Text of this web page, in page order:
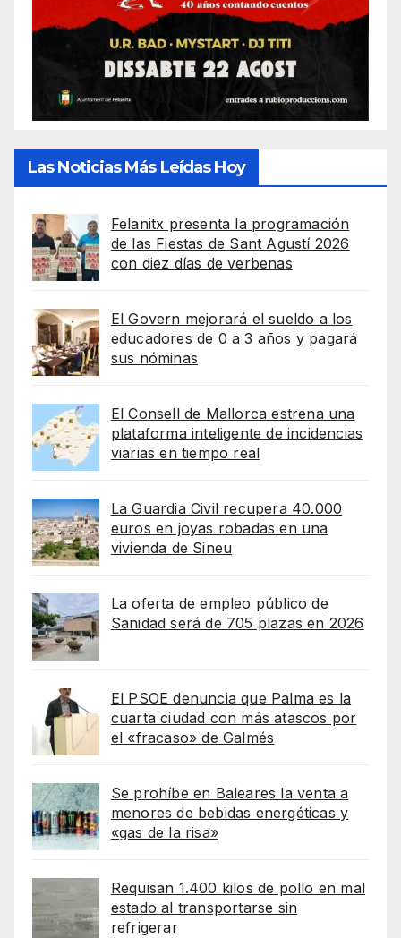
Las Noticias Más Leídas Hoy
Felanitx presenta la programación
de las Fiestas de Sant Agustí 2026
con diez días de verbenas
El Govern mejorará el sueldo a los
educadores de 0 a 3 años y pagará
sus nóminas
El Consell de Mallorca estrena una
plataforma inteligente de incidencias
viarias en tiempo real
La Guardia Civil recupera 40.000
euros en joyas robadas en una
vivienda de Sineu
La oferta de empleo público de
Sanidad será de 705 plazas en 2026
El PSOE denuncia que Palma es la
cuarta ciudad con más atascos por
el «fracaso» de Galmés
Se prohíbe en Baleares la venta a
menores de bebidas energéticas y
«gas de la risa»
Requisan 1.400 kilos de pollo en mal
estado al transportarse sin
refrigerar